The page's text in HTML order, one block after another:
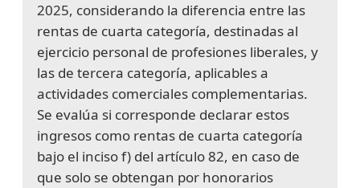
2025, considerando la diferencia entre las
rentas de cuarta categoría, destinadas al
ejercicio personal de profesiones liberales, y
las de tercera categoría, aplicables a
actividades comerciales complementarias.
Se evalúa si corresponde declarar estos
ingresos como rentas de cuarta categoría
bajo el inciso f) del artículo 82, en caso de
que solo se obtengan por honorarios